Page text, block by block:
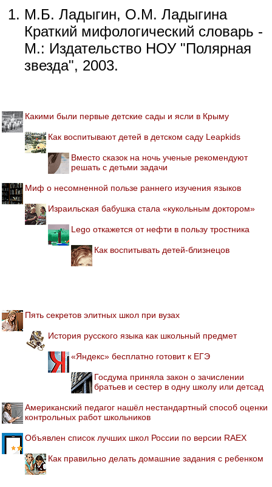
М.Б. Ладыгин, О.М. Ладыгина
Краткий мифологический словарь -
М.: Издательство НОУ "Полярная
звезда", 2003.
Какими были первые детские сады и ясли в Крыму
Как воспитывают детей в детском саду Leapkids
Вместо сказок на ночь ученые рекомендуют
решать с детьми задачи
Миф о несомненной пользе раннего изучения языков
Израильская бабушка стала «кукольным доктором»
Lego откажется от нефти в пользу тростника
Как воспитывать детей-близнецов
Пять секретов элитных школ при вузах
История русского языка как школьный предмет
«Яндекс» бесплатно готовит к ЕГЭ
Госдума приняла закон о зачислении
братьев и сестер в одну школу или детсад
Американский педагог нашёл нестандартный способ оценки
контрольных работ школьников
Объявлен список лучших школ России по версии RAEX
Как правильно делать домашние задания с ребенком